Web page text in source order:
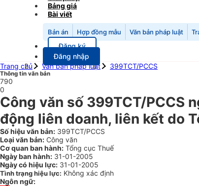
Bảng giá
Bài viết
Bản án Hợp đồng mẫu Văn bản pháp luật
Đăng ký
Đăng nhập
Trang chủ
Văn bản pháp luật 399TCT/PCCS
Thông tin văn bản
790
0
Công văn số 399TCT/PCCS
động liên doanh, liên kết do
Số hiệu văn bản: 399TCT/PCCS
Loại văn bản: Công văn
Cơ quan ban hành: Tổng cục Thuế
Ngày ban hành: 31-01-2005
Ngày có hiệu lực: 31-01-2005
Tình trạng hiệu lực: Không xác định
Ngôn ngữ: